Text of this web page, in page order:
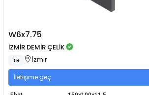
W6x7.75
İZMİR DEMİR ÇELİK
TR İzmir
İletişime geç